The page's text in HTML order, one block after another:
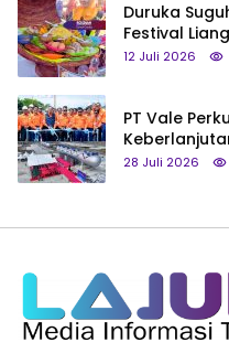
Duruka
Festival
hingga
12 Juli 2026
PT Vale
28 Juli 2026